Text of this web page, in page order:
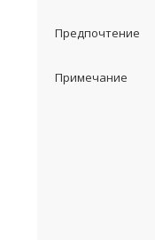
Предпочтение
Примечание